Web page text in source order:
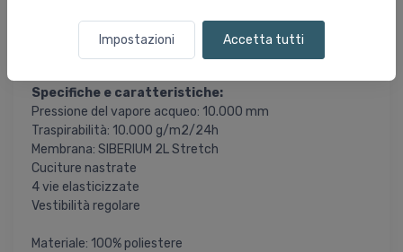
Impostazioni Accetta tutti
nastrate per garantire un'impermeabilità ottimale. Sono
presenti cerniere sul fondo delle gambe e il tessuto è
rinforzato.
Specifiche e caratteristiche:
Pressione del vapore acqueo: 10.000 mm
Traspirabilità: 10.000 g/m2/24h
Membrana: SIBERIUM 2L Stretch
Cuciture nastrate
4 vie elasticizzate
Vestibilità regolare
Materiale: 100% poliestere